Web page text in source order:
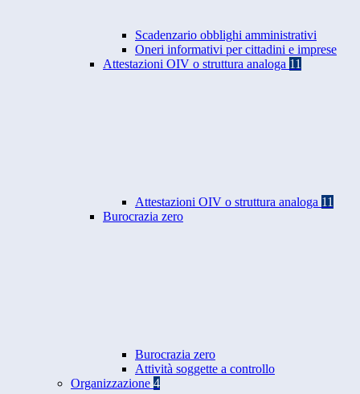
Scadenzario obblighi amministrativi
Oneri informativi per cittadini e imprese
Attestazioni OIV o struttura analoga 11
Attestazioni OIV o struttura analoga 11
Burocrazia zero
Burocrazia zero
Attività soggette a controllo
Organizzazione 4